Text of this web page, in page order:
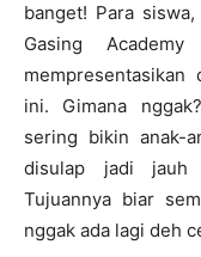
banget! Para
Gasing
mempresentasikan
ini. Gimana
sering bikin anak-
disulap jadi jauh
Tujuannya biar
nggak ada lagi deh